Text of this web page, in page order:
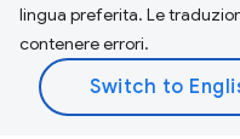
lingua preferita. Le
contenere errori.